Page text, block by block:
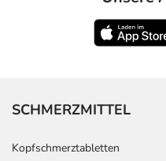
SCHMERZMITTEL
Kopfschmerztabletten